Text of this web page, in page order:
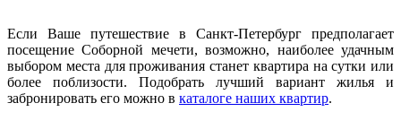
Если Ваше путешествие в Санкт-Петербург предполагает
посещение Соборной мечети, возможно, наиболее удачным
выбором места для проживания станет квартира на сутки или
более поблизости. Подобрать лучший вариант жилья и
забронировать его можно в каталоге наших квартир.